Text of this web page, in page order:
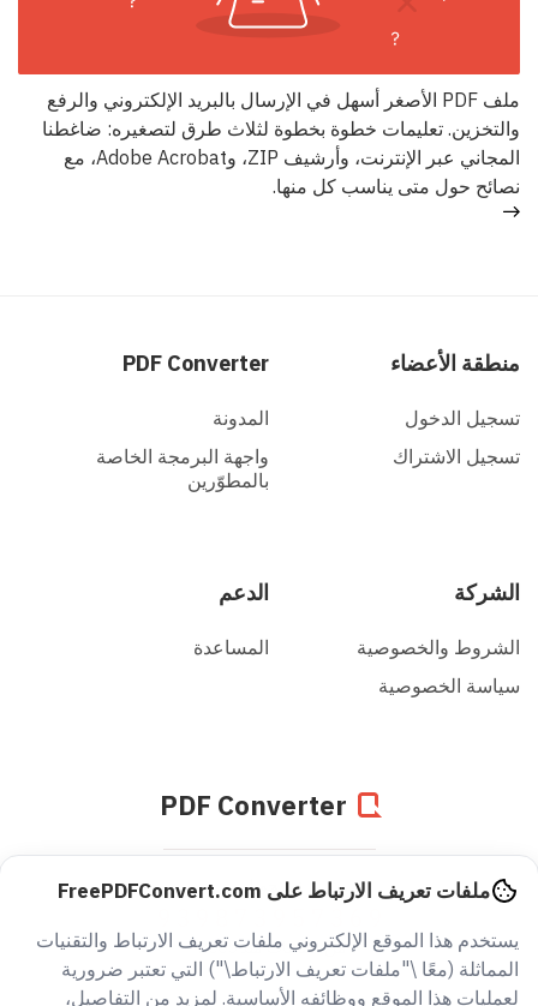
ملف PDF الأصغر أسهل في الإرسال بالبريد الإلكتروني والرفع
والتخزين. تعليمات خطوة بخطوة لثلاث طرق لتصغيره: ضاغطنا
المجاني عبر الإنترنت، وأرشيف ZIP، وAdobe Acrobat، مع
نصائح حول متى يناسب كل منها.
منطقة الأعضاء
تسجيل الدخول
تسجيل الاشتراك
PDF Converter
المدونة
واجهة البرمجة الخاصة
بالمطوّرين
الشركة
الشروط والخصوصية
سياسة الخصوصية
الدعم
المساعدة
PDF Converter
تم تحويل
من الملفات منذ 2005
ملفات تعريف الارتباط على FreePDFConvert.com
يستخدم هذا الموقع الإلكتروني ملفات تعريف الارتباط والتقنيات
المماثلة (معًا \"ملفات تعريف الارتباط\") التي تعتبر ضرورية
لعمليات هذا الموقع ووظائفه الأساسية. لمزيد من التفاصيل،